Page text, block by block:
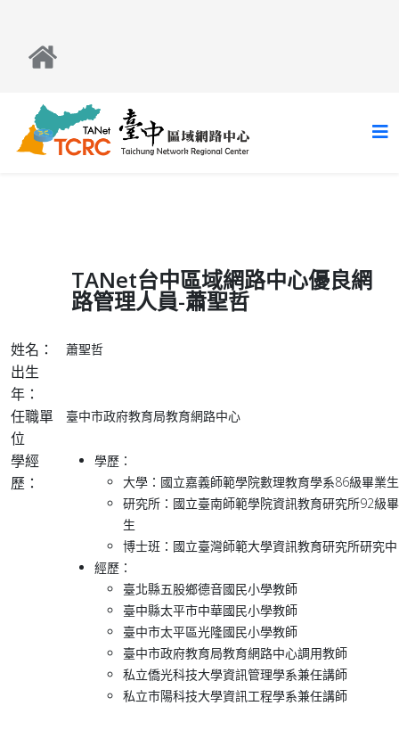
TANet台中區域網路中心優良網
路管理人員-蕭聖哲
姓名： 蕭聖哲
出生
年：
任職單
位
臺中市政府教育局教育網路中心
學經
歷：
學歷：
大學：國立嘉義師範學院數理教育學系86級畢業生
研究所：國立臺南師範學院資訊教育研究所92級
生
博士班：國立臺灣師範大學資訊教育研究所研究中
經歷：
臺北縣五股鄉德音國民小學教師
臺中縣太平市中華國民小學教師
臺中市太平區光隆國民小學教師
臺中市政府教育局教育網路中心調用教師
私立僑光科技大學資訊管理學系兼任講師
私立巿陽科技大學資訊工程學系兼任講師